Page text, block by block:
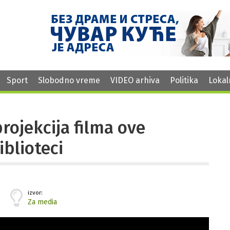
Sport Slobodno vreme VIDEO arhiva Politika
filma ove
izvor:
Za media